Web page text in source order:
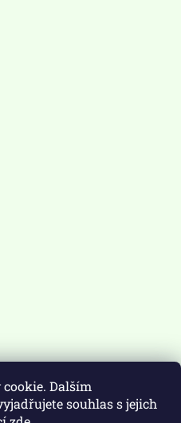
Dalším
souhlas s jejich